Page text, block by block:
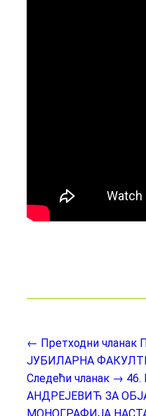
← Претходни чланак
ЈУБИЛАРНА
Следећи чланак →
АНДРЕЈЕВИЋ ЗА